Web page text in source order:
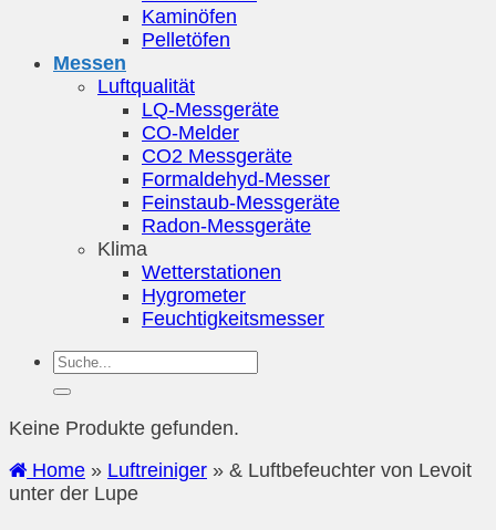
Kaminöfen
Pelletöfen
Messen
Luftqualität
LQ-Messgeräte
CO-Melder
CO2 Messgeräte
Formaldehyd-Messer
Feinstaub-Messgeräte
Radon-Messgeräte
Klima
Wetterstationen
Hygrometer
Feuchtigkeitsmesser
Keine Produkte gefunden.
Home » Luftreiniger » & Luftbefeuchter von Levoit
unter der Lupe